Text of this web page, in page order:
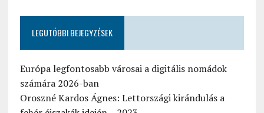
LEGUTÓBBI BEJEGYZÉSEK
Európa legfontosabb városai a digitális nomádok
számára 2026-ban
Oroszné Kardos Ágnes: Lettországi kirándulás a